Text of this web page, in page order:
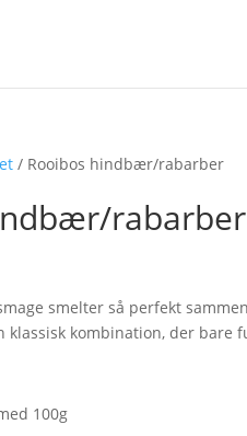
/ Rooibos hindbær/rabarber
rabarber
smelter så perfekt
klassisk kombination, der bare
100g